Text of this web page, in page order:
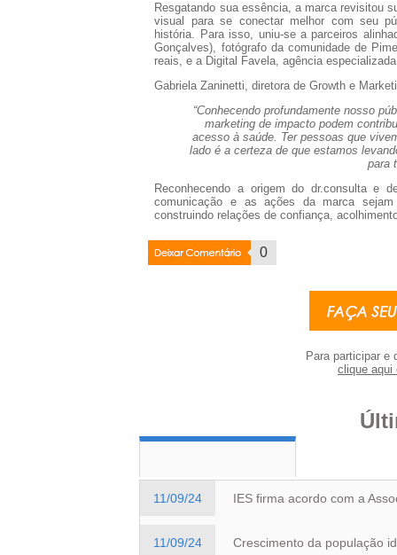
Resgatando sua essência, a marca revisitou
visual para se conectar melhor com seu
história. Para isso, uniu-se a parceiros
Gonçalves), fotógrafo da comunidade de
reais, e a Digital Favela, agência
Gabriela Zaninetti, diretora de Growth e
“Conhecendo profundamente nosso
marketing de impacto podem
acesso à saúde. Ter pessoas que
lado é a certeza de que estamos
para
Reconhecendo a origem do dr.consulta e
comunicação e as ações da marca
construindo relações de confiança,
Deixar
0
Para participar e
clique aqui
11/09/24 IES firma acordo com a
11/09/24 Crescimento da população